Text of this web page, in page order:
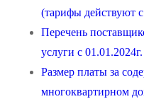
(тарифы действуют
Перечень
услуги с
Размер платы за
многоквартирном